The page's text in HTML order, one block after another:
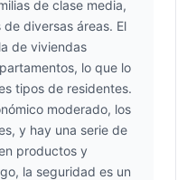
de clase media,
diversas áreas. El
de viviendas
lo que lo
tipos de residentes.
moderado, los
y hay una serie de
productos y
la seguridad es un